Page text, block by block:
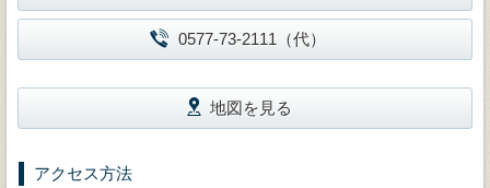
0577-73-2111（代）
地図を見る
アクセス方法